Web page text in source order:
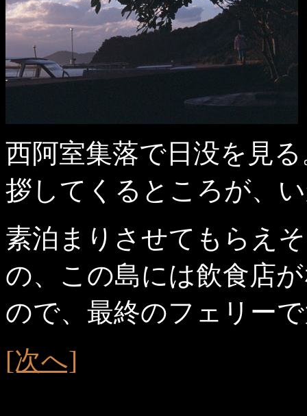
西阿室集落で日没を見
拶してくるところが、
素泊まりさせてもらえ
の、この島には飲食店
ので、最終のフェリー
[次へ]